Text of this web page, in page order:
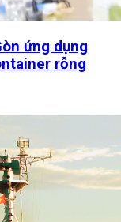
ứng dụng
rỗng